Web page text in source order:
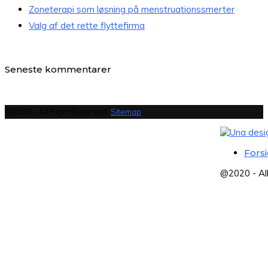
Zoneterapi som løsning på menstruationssmerter
Valg af det rette flyttefirma
Seneste kommentarer
Sitemap
@2020 -